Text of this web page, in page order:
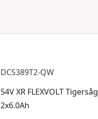
DCS389T2-QW
54V XR FLEXVOLT Tigersåg
2x6.0Ah